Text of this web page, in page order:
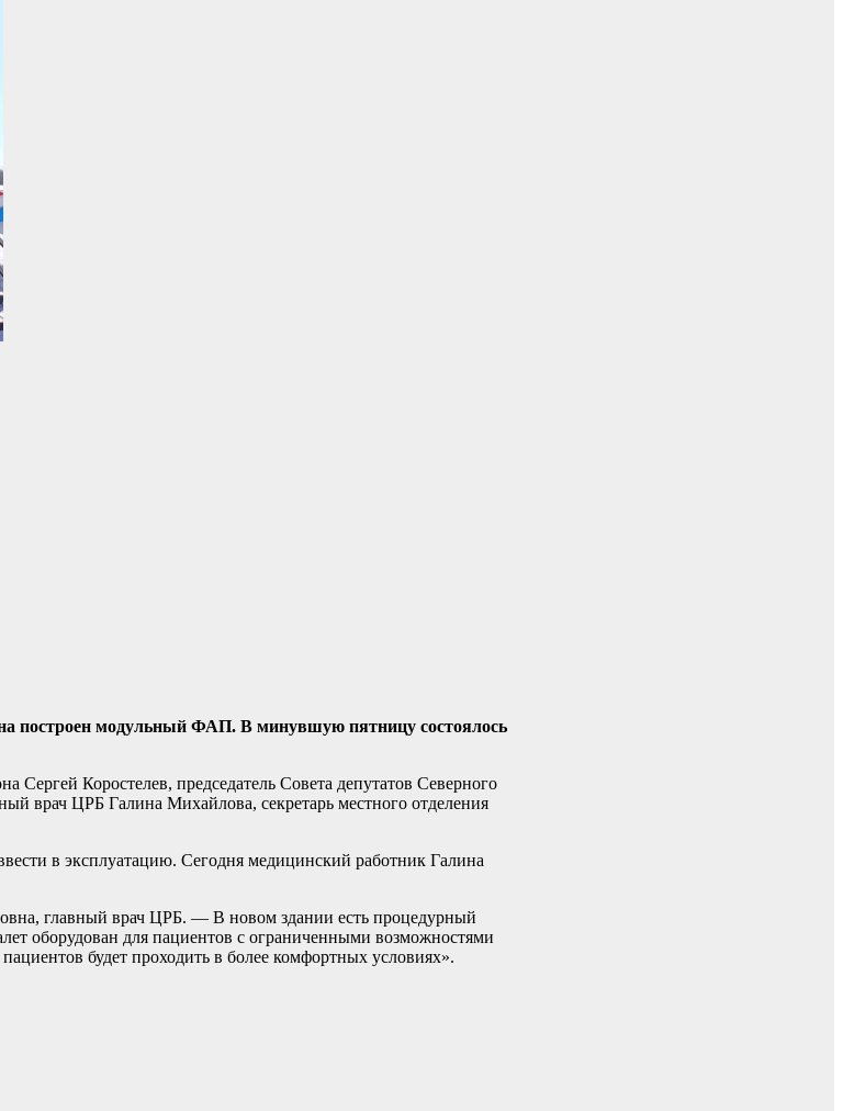
построен модульный ФАП. В минувшую пятницу состоялось
Коростелев, председатель Совета депутатов Северного
врач ЦРБ Галина Михайлова, секретарь местного отделения
в эксплуатацию. Сегодня медицинский работник Галина
главный врач ЦРБ. — В новом здании есть процедурный
оборудован для пациентов с ограниченными возможностями
будет проходить в более комфортных условиях».